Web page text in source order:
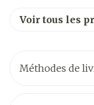
Voir tous les
Méthodes de